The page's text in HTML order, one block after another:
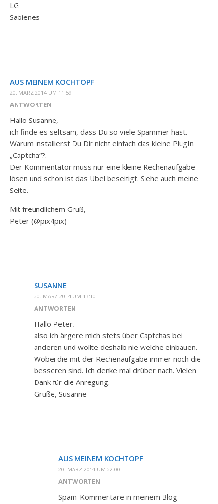
LG
Sabienes
AUS MEINEM KOCHTOPF
20. MÄRZ 2014 UM 11:59
ANTWORTEN
Hallo Susanne,
ich finde es seltsam, dass Du so viele Spammer hast.
Warum installierst Du Dir nicht einfach das kleine PlugIn
„Captcha“?.
Der Kommentator muss nur eine kleine Rechenaufgabe
lösen und schon ist das Übel beseitigt. Siehe auch meine
Seite.
Mit freundlichem Gruß,
Peter (@pix4pix)
SUSANNE
20. MÄRZ 2014 UM 13:10
ANTWORTEN
Hallo Peter,
also ich ärgere mich stets über Captchas bei
anderen und wollte deshalb nie welche einbauen.
Wobei die mit der Rechenaufgabe immer noch die
besseren sind. Ich denke mal drüber nach. Vielen
Dank für die Anregung.
Grüße, Susanne
AUS MEINEM KOCHTOPF
20. MÄRZ 2014 UM 22:00
ANTWORTEN
Spam-Kommentare in meinem Blog